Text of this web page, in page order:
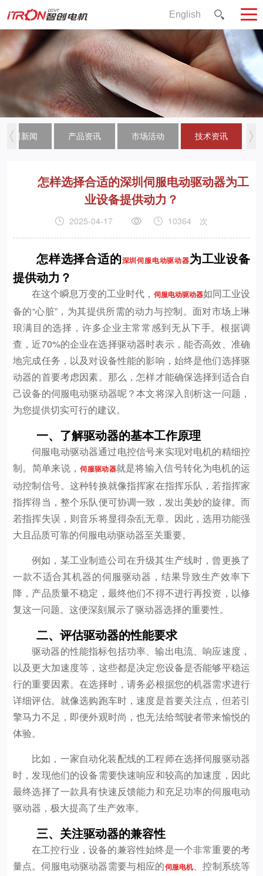
English
公司新闻 产品资讯 市场活动 技术资讯
怎样选择合适的深圳伺服电动驱动器为工
业设备提供动力？
2025-04-17 10364 次
怎样选择合适的深圳伺服电动驱动器为工业设备
提供动力？
在这个瞬息万变的工业时代， 伺服电动驱动器如同工业设
备的“心脏”，为其提供所需的动力与控制。面对市场上琳
琅满目的选择，许多企业主常常感到无从下手。根据调
查，近70%的企业在选择驱动器时表示，能否高效、准确
地完成任务，以及对设备性能的影响，始终是他们选择驱
动器的首要考虑因素。那么，怎样才能确保选择到适合自
己设备的伺服电动驱动器呢？本文将深入剖析这一问题，
为您提供切实可行的建议。
一、了解驱动器的基本工作原理
伺服电动驱动器通过电控信号来实现对电机的精细控
制。简单来说，伺服驱动器就是将输入信号转化为电机的运
动控制信号。这种转换就像指挥家在指挥乐队，若指挥家
指挥得当，整个乐队便可协调一致，发出美妙的旋律。而
若指挥失误，则音乐将显得杂乱无章。因此，选用功能强
大且品质可靠的伺服电动驱动器至关重要。
例如，某工业制造公司在升级其生产线时，曾更换了
一款不适合其机器的伺服驱动器，结果导致生产效率下
降，产品质量不稳定，最终他们不得不进行再投资，以修
复这一问题。这便深刻展示了驱动器选择的重要性。
二、评估驱动器的性能要求
驱动器的性能指标包括功率、输出电流、响应速度，
以及更大加速度等，这些都是决定您设备是否能够平稳运
行的重要因素。在选择时，请务必根据您的机器需求进行
详细评估。就像选购跑车时，速度是首要关注点，但若引
擎马力不足，即便外观时尚，也无法给驾驶者带来愉悦的
体验。
比如，一家自动化装配线的工程师在选择伺服驱动器
时，发现他们的设备需要快速响应和较高的加速度，因此
最终选择了一款具有快速反馈能力和充足功率的伺服电动
驱动器，极大提高了生产效率。
三、关注驱动器的兼容性
在工控行业，设备的兼容性始终是一个非常重要的考
量点。伺服电动驱动器需要与相应的伺服电机、控制系统等